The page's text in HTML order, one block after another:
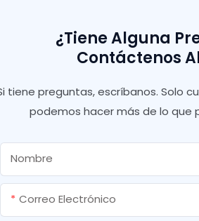
¿Tiene Alguna
Contáctenos
tiene preguntas, escríbanos. Solo
podemos hacer más de lo que
Nombre
Correo Electrónico